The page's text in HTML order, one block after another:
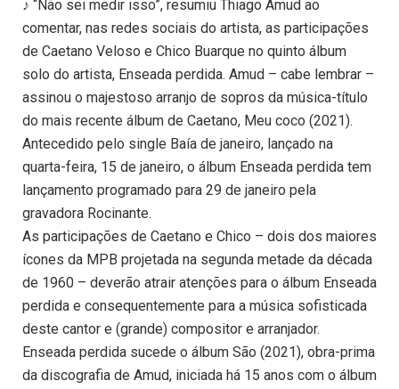
♪ “Não sei medir isso”, resumiu Thiago Amud ao
comentar, nas redes sociais do artista, as participações
de Caetano Veloso e Chico Buarque no quinto álbum
solo do artista, Enseada perdida. Amud – cabe lembrar –
assinou o majestoso arranjo de sopros da música-título
do mais recente álbum de Caetano, Meu coco (2021).
Antecedido pelo single Baía de janeiro, lançado na
quarta-feira, 15 de janeiro, o álbum Enseada perdida tem
lançamento programado para 29 de janeiro pela
gravadora Rocinante.
As participações de Caetano e Chico – dois dos maiores
ícones da MPB projetada na segunda metade da década
de 1960 – deverão atrair atenções para o álbum Enseada
perdida e consequentemente para a música sofisticada
deste cantor e (grande) compositor e arranjador.
Enseada perdida sucede o álbum São (2021), obra-prima
da discografia de Amud, iniciada há 15 anos com o álbum